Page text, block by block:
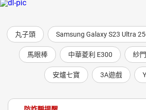
丸子頭 Samsung Galaxy S23 Ultra
馬眼棒 中華菱利 E300 紗門
安爐七寶 3A遊戲